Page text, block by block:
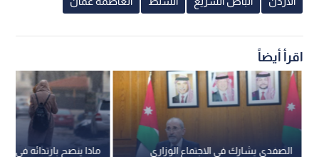
اقرأ أيضاً
ماذا ينصح بارتدائه في
الصفدي يشارك في الاجتماع الوزاري